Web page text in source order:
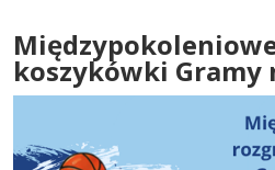
koszykówki Gramy